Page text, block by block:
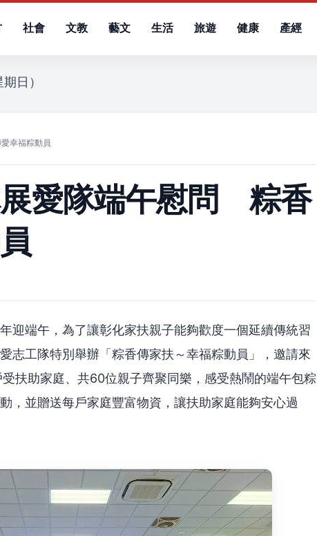
社會 文教 藝文 生活 旅遊 健康 產經
日）
幸福粽動員
愛隊端午慰問 粽香
迎端午，為了讓彰化家扶親子能夠歡度一個延續傳統習
志工隊特別舉辦「粽香傳家扶～幸福粽動員」，邀請來
扶助家庭、共60位親子齊聚同樂，感受熱鬧的端午包粽
，並贈送每戶家庭豐富物資，讓扶助家庭能夠安心過